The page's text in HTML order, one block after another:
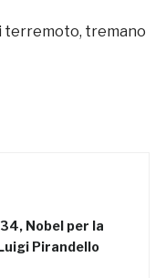
terremoto, tremano
Nobel per la
Pirandello